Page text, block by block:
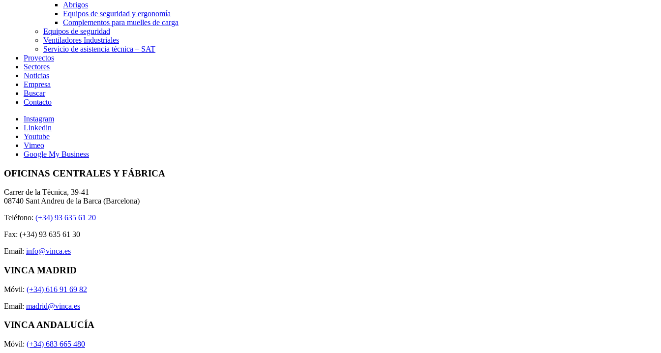
Abrigos
Equipos de seguridad y ergonomía
Complementos para muelles de carga
Equipos de seguridad
Ventiladores Industriales
Servicio de asistencia técnica – SAT
Proyectos
Sectores
Noticias
Empresa
Buscar
Contacto
Instagram
Linkedin
Youtube
Vimeo
Google My Business
OFICINAS CENTRALES Y FÁBRICA
Carrer de la Tècnica, 39-41
08740 Sant Andreu de la Barca (Barcelona)
Teléfono: (+34) 93 635 61 20
Fax: (+34) 93 635 61 30
Email: info@vinca.es
VINCA MADRID
Móvil: (+34) 616 91 69 82
Email: madrid@vinca.es
VINCA ANDALUCÍA
Móvil: (+34) 683 665 480